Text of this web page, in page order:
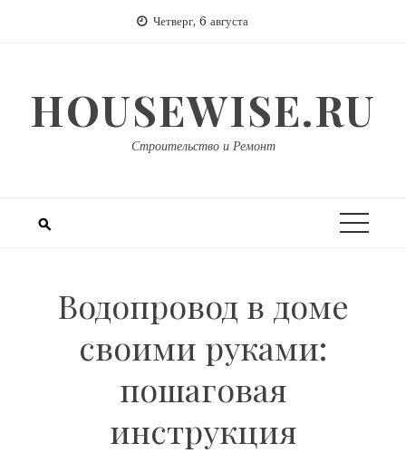
Четверг, 6 августа
HOUSEWISE.RU
Строительство и Ремонт
Водопровод в доме
своими руками:
пошаговая
инструкция